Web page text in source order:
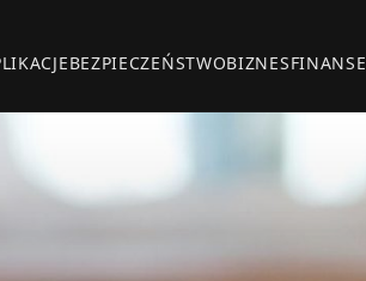
BEZPIECZEŃSTWOBIZNESFINANSE